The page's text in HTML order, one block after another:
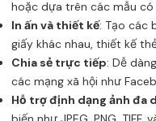
hoặc dựa trên các mẫu có
In ấn và thiết kế: Tạo các
giấy khác nhau, thiết kế
Chia sẻ trực tiếp: Dễ
các mạng xã hội như
Hỗ trợ định dạng ảnh đa